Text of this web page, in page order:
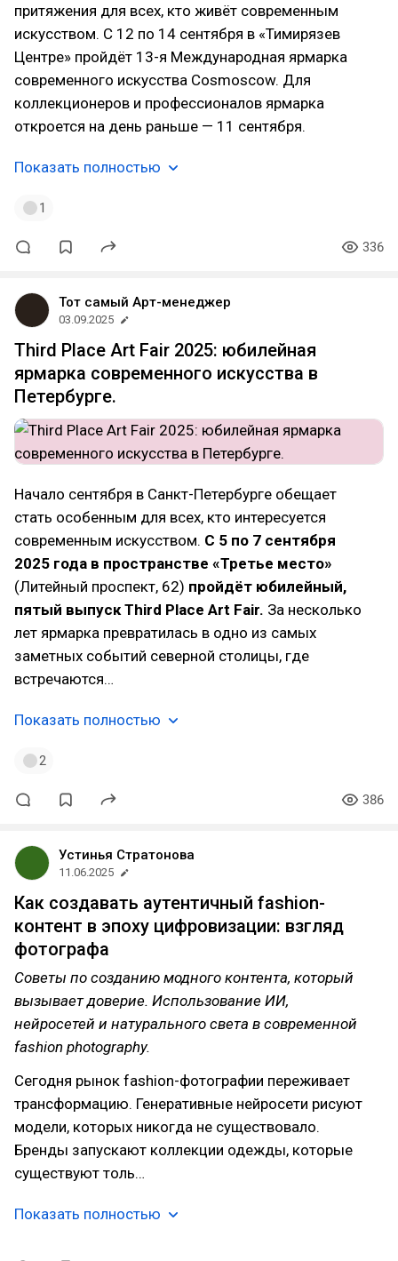
притяжения для всех, кто живёт современным
искусством. С 12 по 14 сентября в «Тимирязев
Центре» пройдёт 13-я Международная ярмарка
современного искусства Cosmoscow. Для
коллекционеров и профессионалов ярмарка
откроется на день раньше — 11 сентября.
Показать полностью
1
336
Тот самый Арт-менеджер
03.09.2025
Third Place Art Fair 2025: юбилейная
ярмарка современного искусства в
Петербурге.
Начало сентября в Санкт-Петербурге обещает
стать особенным для всех, кто интересуется
современным искусством. С 5 по 7 сентября
2025 года в пространстве «Третье место»
(Литейный проспект, 62) пройдёт юбилейный,
пятый выпуск Third Place Art Fair. За несколько
лет ярмарка превратилась в одно из самых
заметных событий северной столицы, где
встречаются…
Показать полностью
2
386
Устинья Стратонова
11.06.2025
Как создавать аутентичный fashion-
контент в эпоху цифровизации: взгляд
фотографа
Советы по созданию модного контента, который
вызывает доверие. Использование ИИ,
нейросетей и натурального света в современной
fashion photography.
Сегодня рынок fashion-фотографии переживает
трансформацию. Генеративные нейросети рисуют
модели, которых никогда не существовало.
Бренды запускают коллекции одежды, которые
существуют толь…
Показать полностью